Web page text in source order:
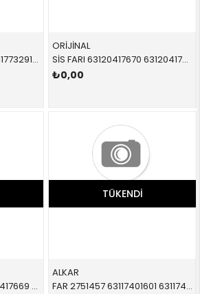
SİS FARI 63177329172 63177329172 63177329172 F54,F55,F56,F57 SAĞ 2014-
ORİJİNAL
SİS FARI 63120417670 63120417670 63120417670 F54,F55,F56,F57,F60,R55,R56,R57,R58,R59,R60,R61 İLAVE SAĞ 2010-
₺0,00
FAR 63120417669 63120417669 63120417669 F54,F55,F56,F57,F60,R55,R56,R57,R58,R59,R60,R61 İLAVE SET SET 2005-
TÜKENDI
ALKAR
FAR 2751457 63117401601 63117401601 F54,F55,F56,F57 BEYAZ SİNYALLİ SOL 2013-